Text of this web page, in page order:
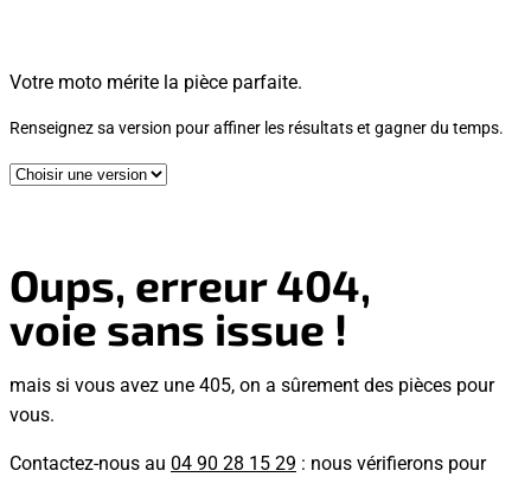
Votre moto mérite la pièce parfaite.
Renseignez sa version pour affiner les résultats et gagner du temps.
Oups, erreur 404,
voie sans issue !
mais si vous avez une 405, on a sûrement des pièces pour
vous.
Contactez-nous au 04 90 28 15 29 : nous vérifierons pour